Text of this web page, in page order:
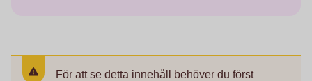
För att se detta innehåll behöver du först